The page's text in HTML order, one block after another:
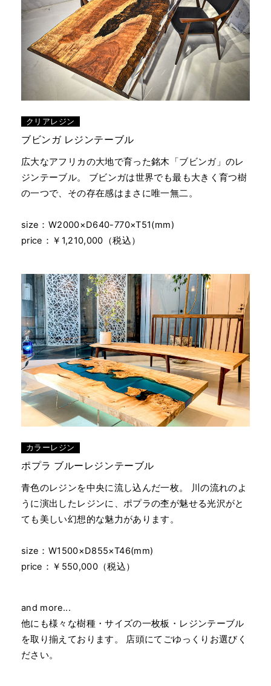
クリアレジン
ブビンガ レジンテーブル
広大なアフリカの大地で育った銘木「ブビンガ」のレ
ジンテーブル。 ブビンガは世界でも最も大きく育つ樹
の一つで、その存在感はまさに唯一無二。
size：W2000×D640-770×T51(mm)
price：￥1,210,000（税込）
カラーレジン
ポプラ ブルーレジンテーブル
青色のレジンを中央に流し込んだ一枚。 川の流れのよ
うに演出したレジンに、ポプラの杢が魅せる光沢がと
ても美しい幻想的な魅力があります。
size：W1500×D855×T46(mm)
price：￥550,000（税込）
and more...
他にも様々な樹種・サイズの一枚板・レジンテーブル
を取り揃えております。 店頭にてごゆっくりお選びく
ださい。